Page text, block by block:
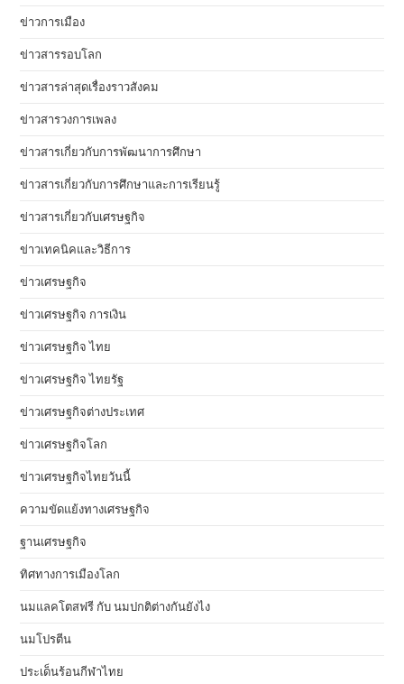
ข่าวการเมือง
ข่าวสารรอบโลก
ข่าวสารล่าสุดเรื่องราวสังคม
ข่าวสารวงการเพลง
ข่าวสารเกี่ยวกับการพัฒนาการศึกษา
ข่าวสารเกี่ยวกับการศึกษาและการเรียนรู้
ข่าวสารเกี่ยวกับเศรษฐกิจ
ข่าวเทคนิคและวิธีการ
ข่าวเศรษฐกิจ
ข่าวเศรษฐกิจ การเงิน
ข่าวเศรษฐกิจ ไทย
ข่าวเศรษฐกิจ ไทยรัฐ
ข่าวเศรษฐกิจต่างประเทศ
ข่าวเศรษฐกิจโลก
ข่าวเศรษฐกิจไทยวันนี้
ความขัดแย้งทางเศรษฐกิจ
ฐานเศรษฐกิจ
ทิศทางการเมืองโลก
นมแลคโตสฟรี กับ นมปกติต่างกันยังไง
นมโปรตีน
ประเด็นร้อนกีฬาไทย